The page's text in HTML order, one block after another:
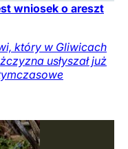
wniosek o areszt
który w Gliwicach
usłyszał już